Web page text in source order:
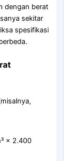
dengan berat
sekitar
spesifikasi
× 2.400